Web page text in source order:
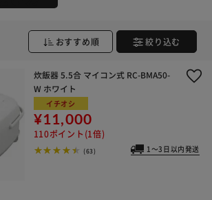
おすすめ順 絞り込む
炊飯器 5.5合 マイコン式 RC-BMA50-
W ホワイト
イチオシ
¥11,000
110ポイント(1倍)
(63) 1～3日以内発送